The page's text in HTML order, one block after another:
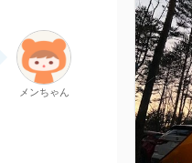
メンちゃん